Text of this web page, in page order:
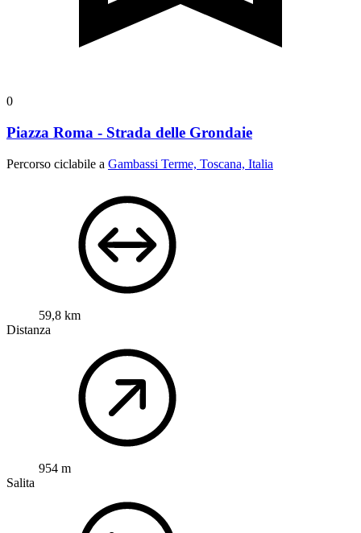
0
Piazza Roma - Strada delle Grondaie
Percorso ciclabile a Gambassi Terme, Toscana, Italia
59,8 km
Distanza
954 m
Salita